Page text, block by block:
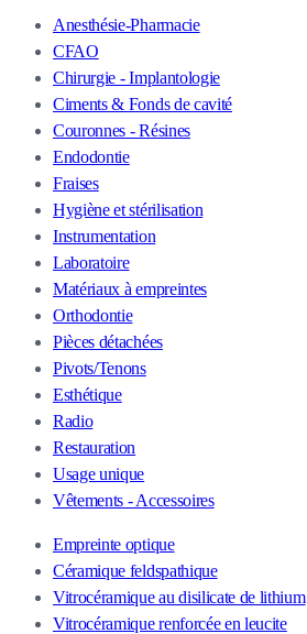
Anesthésie-Pharmacie
CFAO
Chirurgie - Implantologie
Ciments & Fonds de cavité
Couronnes - Résines
Endodontie
Fraises
Hygiène et stérilisation
Instrumentation
Laboratoire
Matériaux à empreintes
Orthodontie
Pièces détachées
Pivots/Tenons
Esthétique
Radio
Restauration
Usage unique
Vêtements - Accessoires
Empreinte optique
Céramique feldspathique
Vitrocéramique au disilicate de lithium
Vitrocéramique renforcée en leucite